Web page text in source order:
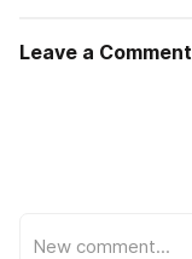
Leave a Comment